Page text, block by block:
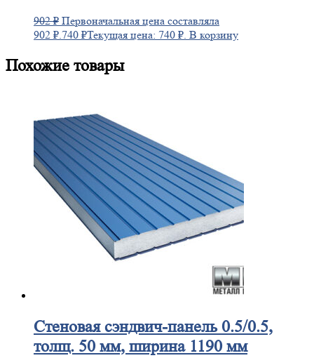
902₽ Первоначальная цена составляла
902 ₽. 740 ₽Текущая цена: 740 ₽. В корзину
Похожие товары
Стеноваясэндвич-панель 0.5/0.5,
толщ. 50 мм, ширина 1190 мм